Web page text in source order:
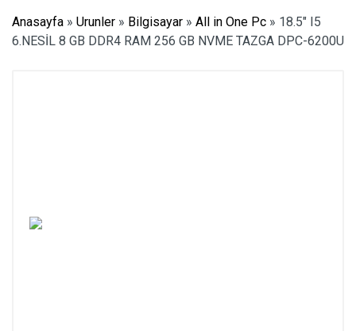
Anasayfa » Urunler » Bilgisayar » All in One Pc » 18.5″ I5
6.NESİL 8 GB DDR4 RAM 256 GB NVME TAZGA DPC-6200U